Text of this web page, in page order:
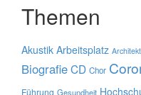
Themen
Akustik Arbeitsplatz
BiografieCD Chor
Führung Gesundheit